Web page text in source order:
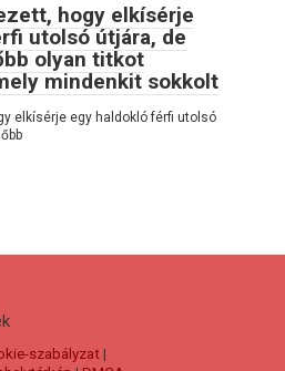
hogy elkísérje
utolsó útjára, de
olyan titkot
mindenkit sokkolt
elkísérje egy haldokló férfi utolsó
szabályzat|